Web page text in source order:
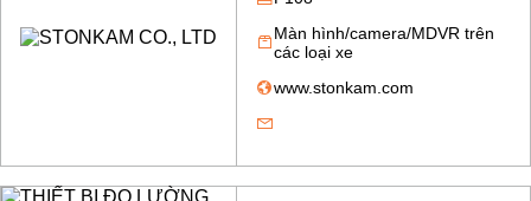
Màn hình/camera/MDVR trên
các loại xe
www.stonkam.com